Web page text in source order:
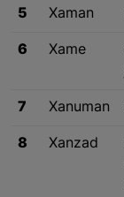
5 Xaman
6 Xame
7 Xanuman
8 Xanzad